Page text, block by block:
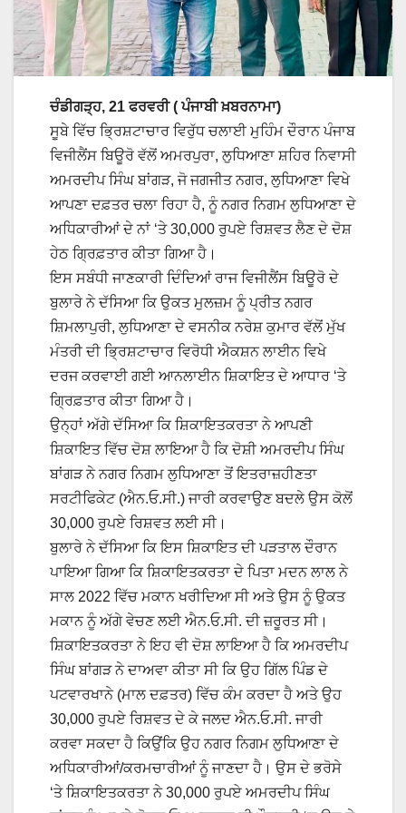
ਚੰਡੀਗੜ੍ਹ, 21 ਫਰਵਰੀ ( ਪੰਜਾਬੀ ਖ਼ਬਰਨਾਮਾ)
ਸੂਬੇ ਵਿੱਚ ਭ੍ਰਿਸ਼ਟਾਚਾਰ ਵਿਰੁੱਧ ਚਲਾਈ ਮੁਹਿੰਮ ਦੌਰਾਨ ਪੰਜਾਬ
ਵਿਜੀਲੈਂਸ ਬਿਊਰੋ ਵੱਲੋਂ ਅਮਰਪੁਰਾ, ਲੁਧਿਆਣਾ ਸ਼ਹਿਰ ਨਿਵਾਸੀ
ਅਮਰਦੀਪ ਸਿੰਘ ਬਾਂਗੜ, ਜੋ ਜਗਜੀਤ ਨਗਰ, ਲੁਧਿਆਣਾ ਵਿਖੇ
ਆਪਣਾ ਦਫ਼ਤਰ ਚਲਾ ਰਿਹਾ ਹੈ, ਨੂੰ ਨਗਰ ਨਿਗਮ ਲੁਧਿਆਣਾ ਦੇ
ਅਧਿਕਾਰੀਆਂ ਦੇ ਨਾਂ ‘ਤੇ 30,000 ਰੁਪਏ ਰਿਸ਼ਵਤ ਲੈਣ ਦੇ ਦੋਸ਼
ਹੇਠ ਗ੍ਰਿਫ਼ਤਾਰ ਕੀਤਾ ਗਿਆ ਹੈ।
ਇਸ ਸਬੰਧੀ ਜਾਣਕਾਰੀ ਦਿੰਦਿਆਂ ਰਾਜ ਵਿਜੀਲੈਂਸ ਬਿਊਰੋ ਦੇ
ਬੁਲਾਰੇ ਨੇ ਦੱਸਿਆ ਕਿ ਉਕਤ ਮੁਲਜ਼ਮ ਨੂੰ ਪ੍ਰੀਤ ਨਗਰ
ਸ਼ਿਮਲਾਪੁਰੀ, ਲੁਧਿਆਣਾ ਦੇ ਵਸਨੀਕ ਨਰੇਸ਼ ਕੁਮਾਰ ਵੱਲੋਂ ਮੁੱਖ
ਮੰਤਰੀ ਦੀ ਭ੍ਰਿਸ਼ਟਾਚਾਰ ਵਿਰੋਧੀ ਐਕਸ਼ਨ ਲਾਈਨ ਵਿਖੇ
ਦਰਜ ਕਰਵਾਈ ਗਈ ਆਨਲਾਈਨ ਸ਼ਿਕਾਇਤ ਦੇ ਆਧਾਰ ‘ਤੇ
ਗ੍ਰਿਫ਼ਤਾਰ ਕੀਤਾ ਗਿਆ ਹੈ।
ਉਨ੍ਹਾਂ ਅੱਗੇ ਦੱਸਿਆ ਕਿ ਸ਼ਿਕਾਇਤਕਰਤਾ ਨੇ ਆਪਣੀ
ਸ਼ਿਕਾਇਤ ਵਿੱਚ ਦੋਸ਼ ਲਾਇਆ ਹੈ ਕਿ ਦੋਸ਼ੀ ਅਮਰਦੀਪ ਸਿੰਘ
ਬਾਂਗੜ ਨੇ ਨਗਰ ਨਿਗਮ ਲੁਧਿਆਣਾ ਤੋਂ ਇਤਰਾਜ਼ਹੀਣਤਾ
ਸਰਟੀਫਿਕੇਟ (ਐਨ.ਓ.ਸੀ.) ਜਾਰੀ ਕਰਵਾਉਣ ਬਦਲੇ ਉਸ ਕੋਲੋਂ
30,000 ਰੁਪਏ ਰਿਸ਼ਵਤ ਲਈ ਸੀ।
ਬੁਲਾਰੇ ਨੇ ਦੱਸਿਆ ਕਿ ਇਸ ਸ਼ਿਕਾਇਤ ਦੀ ਪੜਤਾਲ ਦੌਰਾਨ
ਪਾਇਆ ਗਿਆ ਕਿ ਸ਼ਿਕਾਇਤਕਰਤਾ ਦੇ ਪਿਤਾ ਮਦਨ ਲਾਲ ਨੇ
ਸਾਲ 2022 ਵਿੱਚ ਮਕਾਨ ਖਰੀਦਿਆ ਸੀ ਅਤੇ ਉਸ ਨੂੰ ਉਕਤ
ਮਕਾਨ ਨੂੰ ਅੱਗੇ ਵੇਚਣ ਲਈ ਐਨ.ਓ.ਸੀ. ਦੀ ਜ਼ਰੂਰਤ ਸੀ।
ਸ਼ਿਕਾਇਤਕਰਤਾ ਨੇ ਇਹ ਵੀ ਦੋਸ਼ ਲਾਇਆ ਹੈ ਕਿ ਅਮਰਦੀਪ
ਸਿੰਘ ਬਾਂਗੜ ਨੇ ਦਾਅਵਾ ਕੀਤਾ ਸੀ ਕਿ ਉਹ ਗਿੱਲ ਪਿੰਡ ਦੇ
ਪਟਵਾਰਖਾਨੇ (ਮਾਲ ਦਫ਼ਤਰ) ਵਿੱਚ ਕੰਮ ਕਰਦਾ ਹੈ ਅਤੇ ਉਹ
30,000 ਰੁਪਏ ਰਿਸ਼ਵਤ ਦੇ ਕੇ ਜਲਦ ਐਨ.ਓ.ਸੀ. ਜਾਰੀ
ਕਰਵਾ ਸਕਦਾ ਹੈ ਕਿਉਂਕਿ ਉਹ ਨਗਰ ਨਿਗਮ ਲੁਧਿਆਣਾ ਦੇ
ਅਧਿਕਾਰੀਆਂ/ਕਰਮਚਾਰੀਆਂ ਨੂੰ ਜਾਣਦਾ ਹੈ। ਉਸ ਦੇ ਭਰੋਸੇ
‘ਤੇ ਸ਼ਿਕਾਇਤਕਰਤਾ ਨੇ 30,000 ਰੁਪਏ ਅਮਰਦੀਪ ਸਿੰਘ